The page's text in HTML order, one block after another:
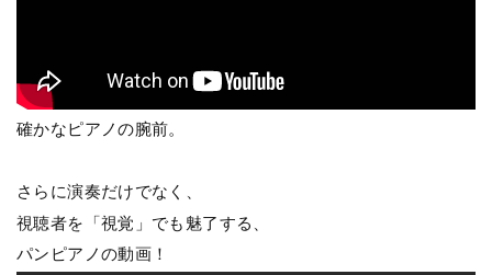
確かなピアノの腕前。
さらに演奏だけでなく、
視聴者を「視覚」でも魅了する、
パンピアノの動画！